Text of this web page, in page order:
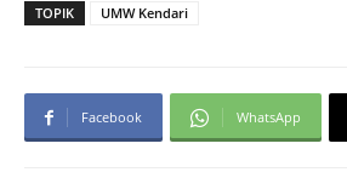
TOPIK UMW Kendari
Facebook WhatsApp